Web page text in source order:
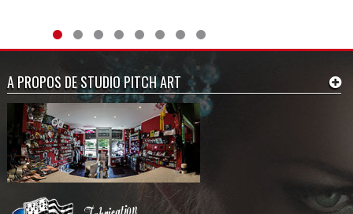
A PROPOS DE STUDIO PITCH ART